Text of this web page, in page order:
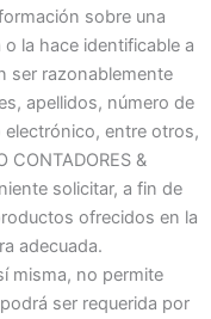
sobre una
la hace identificable a
ser razonablemente
apellidos, número de
entre otros,
CONTADORES &
solicitar, a fin de
ofrecidos en la
adecuada.
misma, no permite
ser requerida por